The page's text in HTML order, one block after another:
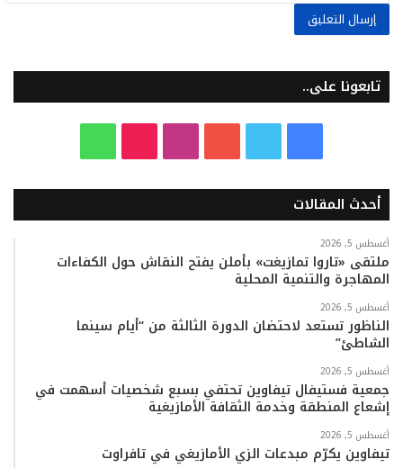
تابعونا على..
س
ب
و
ك
ي
ر
ت
ب
س
ت
ر
م
k
k
ت
س
ب
أحدث المقالات
أغسطس 5, 2026
ملتقى «تاروا تمازيغت» بأملن يفتح النقاش حول الكفاءات
المهاجرة والتنمية المحلية
أغسطس 5, 2026
الناظور تستعد لاحتضان الدورة الثالثة من “أيام سينما
الشاطئ”
أغسطس 5, 2026
جمعية فستيفال تيفاوين تحتفي بسبع شخصيات أسهمت في
إشعاع المنطقة وخدمة الثقافة الأمازيغية
أغسطس 5, 2026
تيفاوين يكرّم مبدعات الزي الأمازيغي في تافراوت